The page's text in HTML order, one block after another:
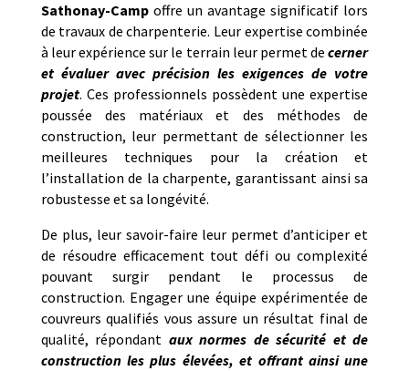
Sathonay-Campoffre un avantage significatif lors
de travaux de charpenterie. Leur expertise combinée
à leur expérience sur le terrain leur permet decerner
et évaluer avec précision les exigences de votre
projet. Ces professionnels possèdent une expertise
poussée des matériaux et des méthodes de
construction, leur permettant de sélectionner les
meilleures techniques pour la création et
l’installation de la charpente, garantissant ainsi sa
robustesse et sa longévité.
De plus, leur savoir-faire leur permet d’anticiper et
de résoudre efficacement tout défi ou complexité
pouvant surgir pendant le processus de
construction. Engager une équipe expérimentée de
couvreurs qualifiés vous assure un résultat final de
qualité, répondant aux normes de sécurité et de
construction les plus élevées, et offrant ainsi une